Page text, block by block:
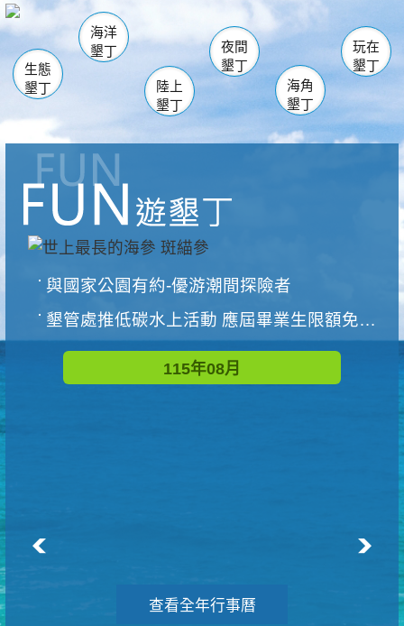
南仁湖
海生館
恆春 佳樂水
龍鑾潭自然中心 森林遊樂區
瓊麻館
關山 墾管處遊客中心
社頂公園 風吹沙
船帆石
白砂 龍磐公園
香蕉灣
砂島
鵝鑾鼻
生態
墾丁
海洋
墾丁
陸上
墾丁
夜間
墾丁
海角
墾丁
玩在
墾丁
與國家公園有約-優游潮間探險者
墾管處推低碳水上活動 應屆畢業生限額免費參加
115年08月
查看全年行事曆